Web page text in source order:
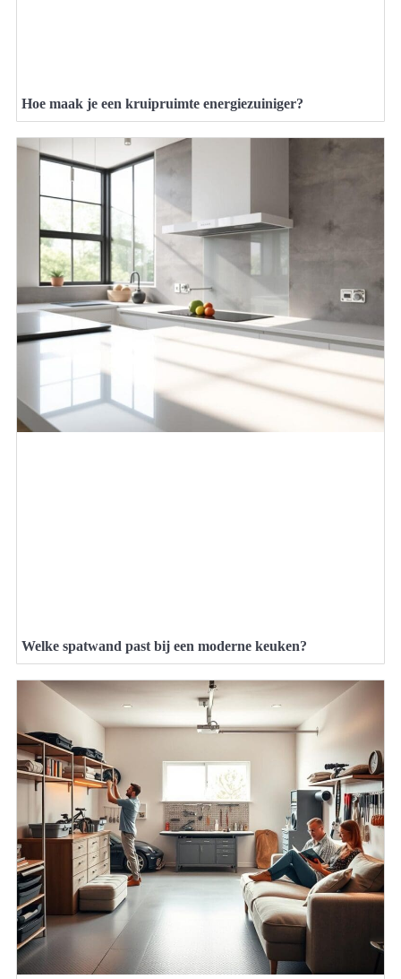
Hoe maak je een kruipruimte energiezuiniger?
Welke spatwand past bij een moderne keuken?